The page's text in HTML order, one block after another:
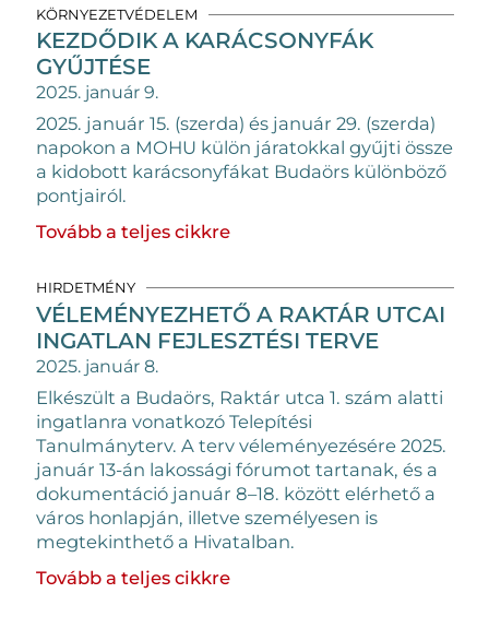
KÖRNYEZETVÉDELEM
KEZDŐDIK A KARÁCSONYFÁK
GYŰJTÉSE
2025. január 9.
2025. január 15. (szerda) és január 29. (szerda)
napokon a MOHU külön járatokkal gyűjti össze
a kidobott karácsonyfákat Budaörs különböző
pontjairól.
Tovább a teljes cikkre
HIRDETMÉNY
VÉLEMÉNYEZHETŐ A RAKTÁR UTCAI
INGATLAN FEJLESZTÉSI TERVE
2025. január 8.
Elkészült a Budaörs, Raktár utca 1. szám alatti
ingatlanra vonatkozó Telepítési
Tanulmányterv. A terv véleményezésére 2025.
január 13-án lakossági fórumot tartanak, és a
dokumentáció január 8–18. között elérhető a
város honlapján, illetve személyesen is
megtekinthető a Hivatalban.
Tovább a teljes cikkre